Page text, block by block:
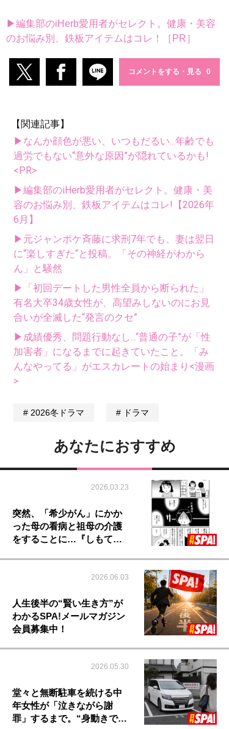
▶編集部のiHerb愛用者がセレクト。健康・美容
のお悩み別、鉄板アイテムはコレ！［PR］
コメントをする・見る
【関連記事】
▶なんか顔色が悪い、いつもだるい...年齢でも
過労でもない“意外な原因”が隠れているかも!
<PR>
▶編集部のiHerb愛用者がセレクト。健康・美
容のお悩み別、鉄板アイテムはコレ!【2026年
6月】
▶元ジャンポケ斉藤に求刑7年でも、妻は翌日
に“楽しすぎた“と投稿。「その神経がわから
ん」と騒然
▶「初回デートした男性全員から断られた」
有名大卒34歳女性が、高望みしないのにお見
合いが全滅した“発言のクセ”
▶成績優秀、問題行動なし...“普通の子”が「性
加害者」になるまでに起きていたこと。「み
んなやってる」がエスカレートの始まり<漫画
>
2026冬ドラマ ドラマ
あなたにおすすめ
2026.03.23
突然、「希少がん」にかか
った母の看病と祖母の介護
をすることに…『しもて…
2026.06.03
人生後半の“賢い生き方”が
わかるSPA!メールマガジン
会員募集中！
2026.05.30
堂々と無断駐車を続ける中
年女性が「泣きながら謝
罪」するまで。“身動きで…